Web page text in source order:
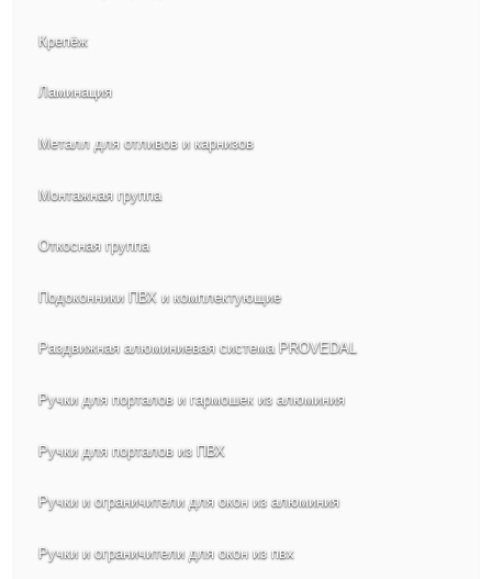
Крепёж
Ламинация
Металл для отливов и карнизов
Монтажная группа
Откосная группа
Подоконники ПВХ и комплектующие
Раздвижная алюминиевая система PROVEDAL
Ручки для порталов и гармошек из алюминия
Ручки для порталов из ПВХ
Ручки и ограничители для окон из алюминия
Ручки и ограничители для окон из пвх